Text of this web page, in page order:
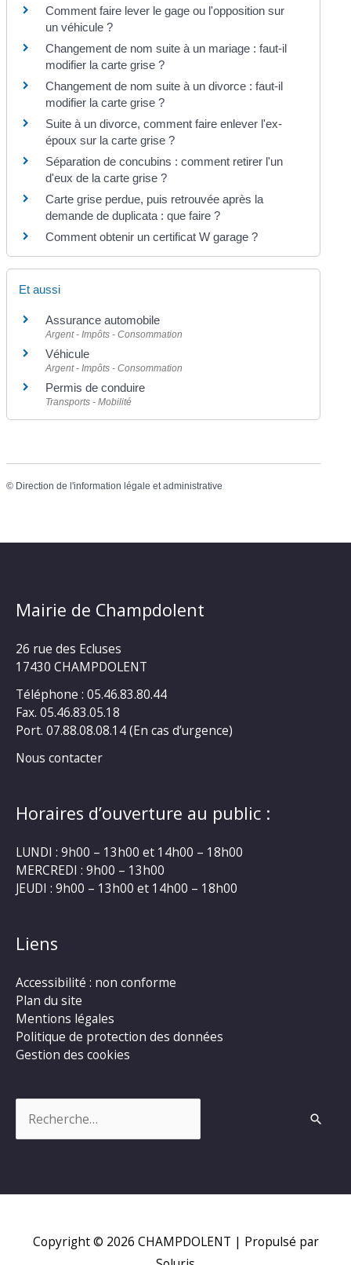
Comment faire lever le gage ou l'opposition sur
un véhicule ?
Changement de nom suite à un mariage : faut-il
modifier la carte grise ?
Changement de nom suite à un divorce : faut-il
modifier la carte grise ?
Suite à un divorce, comment faire enlever l'ex-
époux sur la carte grise ?
Séparation de concubins : comment retirer l'un
d'eux de la carte grise ?
Carte grise perdue, puis retrouvée après la
demande de duplicata : que faire ?
Comment obtenir un certificat W garage ?
Et aussi
Assurance automobile
Argent - Impôts - Consommation
Véhicule
Argent - Impôts - Consommation
Permis de conduire
Transports - Mobilité
© Direction de l'information légale et administrative
Mairie de Champdolent
26 rue des Ecluses
17430 CHAMPDOLENT
Téléphone : 05.46.83.80.44
Fax. 05.46.83.05.18
Port. 07.88.08.08.14 (En cas d’urgence)
Nous contacter
Horaires d’ouverture au public :
LUNDI : 9h00 – 13h00 et 14h00 – 18h00
MERCREDI : 9h00 – 13h00
JEUDI : 9h00 – 13h00 et 14h00 – 18h00
Liens
Accessibilité : non conforme
Plan du site
Mentions légales
Politique de protection des données
Gestion des cookies
Copyright © 2026 CHAMPDOLENT | Propulsé par